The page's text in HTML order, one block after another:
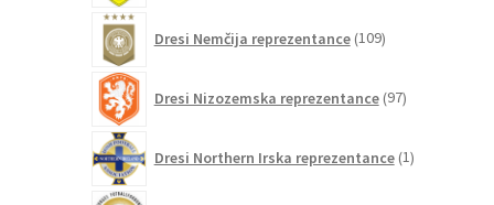
Dresi Nemčija reprezentance 109izdelkov
Dresi Nizozemska reprezentance 97izdelkov
Dresi Northern Irska reprezentance 1izdelek